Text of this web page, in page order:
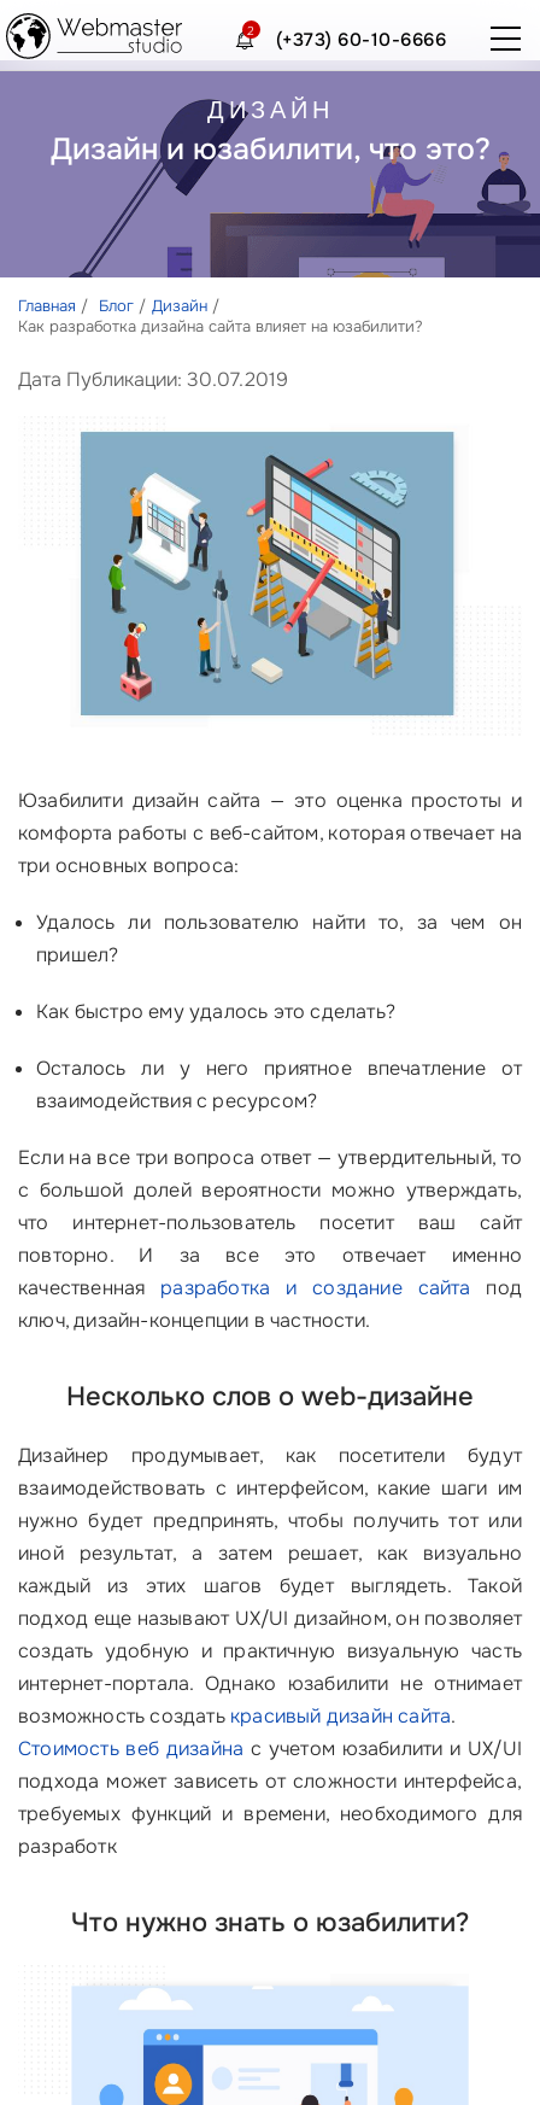
(+373) 60-10-6666
2
ДИЗАЙН
Дизайн и юзабилити, что это?
Главная Блог
Дизайн
Как разработка дизайна сайта влияет на юзабилити?
Дата Публикации: 30.07.2019
Юзабилити дизайн сайта — это оценка простоты и
комфорта работы с веб-сайтом, которая отвечает на
три основных вопроса:
Удалось ли пользователю найти то, за чем он
пришел?
Как быстро ему удалось это сделать?
Осталось ли у него приятное впечатление от
взаимодействия с ресурсом?
Если на все три вопроса ответ — утвердительный, то
с большой долей вероятности можно утверждать,
что интернет-пользователь посетит ваш сайт
повторно. И за все это отвечает именно
качественная разработка и создание сайта под
ключ, дизайн-концепции в частности.
Несколько слов о web-дизайне
Дизайнер продумывает, как посетители будут
взаимодействовать с интерфейсом, какие шаги им
нужно будет предпринять, чтобы получить тот или
иной результат, а затем решает, как визуально
каждый из этих шагов будет выглядеть. Такой
подход еще называют UX/UI дизайном, он позволяет
создать удобную и практичную визуальную часть
интернет-портала. Однако юзабилити не отнимает
возможность создать красивый дизайн сайта.
Стоимость веб дизайна с учетом юзабилити и UX/UI
подхода может зависеть от сложности интерфейса,
требуемых функций и времени, необходимого для
разработк
Что нужно знать о юзабилити?